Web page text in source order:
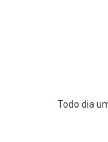
Todo dia